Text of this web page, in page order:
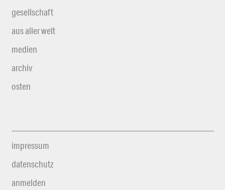
gesellschaft
aus aller welt
medien
archiv
osten
impressum
datenschutz
anmelden